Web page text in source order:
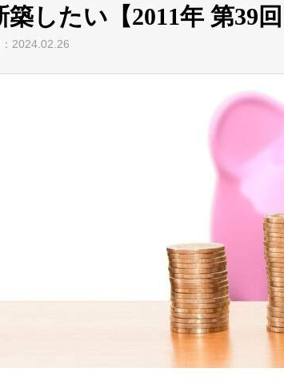
したい【2011年 第39回
2024.02.26